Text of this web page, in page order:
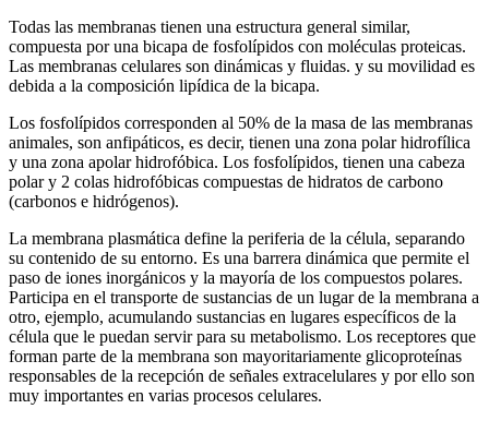
Todas las membranas tienen una estructura general similar,
compuesta por una bicapa de fosfolípidos con moléculas proteicas.
Las membranas celulares son dinámicas y fluidas. y su movilidad es
debida a la composición lipídica de la bicapa.
Los fosfolípidos corresponden al 50% de la masa de las membranas
animales, son anfipáticos, es decir, tienen una zona polar hidrofílica
y una zona apolar hidrofóbica. Los fosfolípidos, tienen una cabeza
polar y 2 colas hidrofóbicas compuestas de hidratos de carbono
(carbonos e hidrógenos).
La membrana plasmática define la periferia de la célula, separando
su contenido de su entorno. Es una barrera dinámica que permite el
paso de iones inorgánicos y la mayoría de los compuestos polares.
Participa en el transporte de sustancias de un lugar de la membrana a
otro, ejemplo, acumulando sustancias en lugares específicos de la
célula que le puedan servir para su metabolismo. Los receptores que
forman parte de la membrana son mayoritariamente glicoproteínas
responsables de la recepción de señales extracelulares y por ello son
muy importantes en varias procesos celulares.